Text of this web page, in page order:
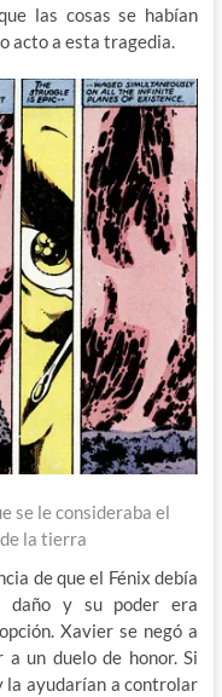
las cosas se habían
acto a esta tragedia.
se le consideraba el
la tierra
de que el Fénix debía
daño y su poder era
Xavier se negó a
a un duelo de honor. Si
la ayudarían a controlar